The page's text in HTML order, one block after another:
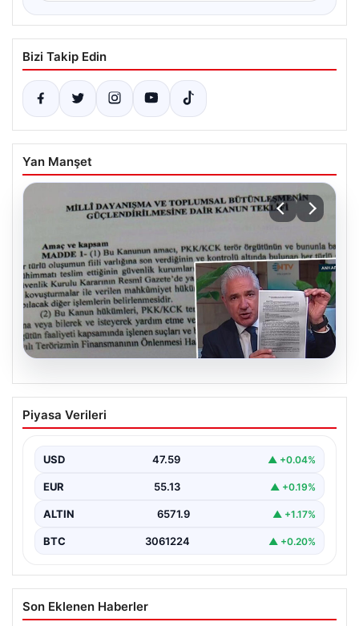
Bizi Takip Edin
Yan Manşet
05.08.2026
Süreç yasası teklifi tamamlandı. İşte
madde madde kanun teklifi ve
Piyasa Verileri
USD 47.59 ▲ +0.04%
EUR 55.13 ▲ +0.19%
ALTIN 6571.9 ▲ +1.17%
BTC 3061224 ▲ +0.20%
Son Eklenen Haberler